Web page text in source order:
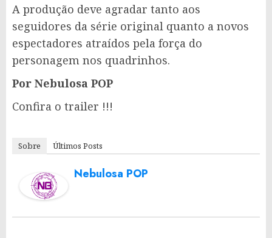
A produção deve agradar tanto aos
seguidores da série original quanto a novos
espectadores atraídos pela força do
personagem nos quadrinhos.
Por Nebulosa POP
Confira o trailer !!!
Sobre Últimos Posts
Nebulosa POP